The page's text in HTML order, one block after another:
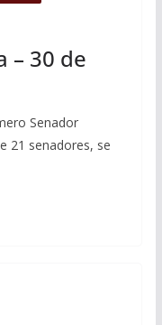
– 30 de
Senador
21 senadores, se